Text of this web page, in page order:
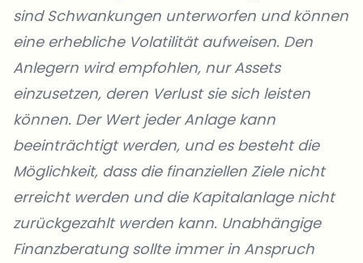
sind Schwankungen unterworfen und können
eine erhebliche Volatilität aufweisen. Den
Anlegern wird empfohlen, nur Assets
einzusetzen, deren Verlust sie sich leisten
können. Der Wert jeder Anlage kann
beeinträchtigt werden, und es besteht die
Möglichkeit, dass die finanziellen Ziele nicht
erreicht werden und die Kapitalanlage nicht
zurückgezahlt werden kann. Unabhängige
Finanzberatung sollte immer in Anspruch